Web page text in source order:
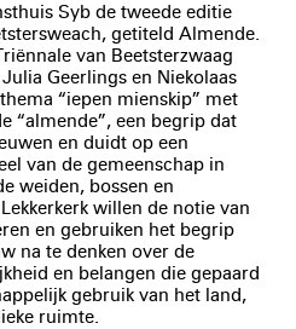
Syb de tweede editie
getiteld Almende.
van Beetsterzwaag
Geerlings en Niekolaas
“iepen mienskip” met
“almende”, een begrip dat
en duidt op een
van de gemeenschap in
weiden, bossen en
willen de notie van
en gebruiken het begrip
na te denken over de
en belangen die gepaard
gebruik van het land,
ruimte.